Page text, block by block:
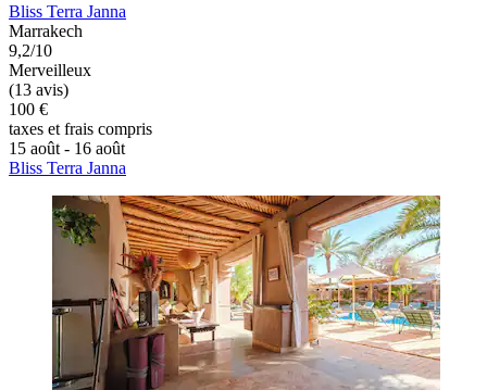
Bliss Terra Janna
Marrakech
9,2/10
Merveilleux
(13 avis)
100 €
taxes et frais compris
15 août - 16 août
Bliss Terra Janna